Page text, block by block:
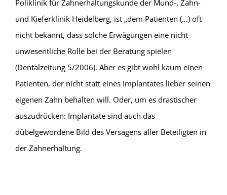
Poliklinik für Zahnerhaltungs­kunde der Mund-, Zahn-
und Kieferklinik Heidelberg, ist „dem Patienten (…) oft
nicht bekannt, dass solche Erwägungen eine nicht
unwesentliche Rolle bei der Beratung spielen
(Dentalzeitung 5/2006). Aber es gibt wohl kaum einen
Patienten, der nicht statt eines Implantates lieber seinen
eigenen Zahn behalten will. Oder, um es drastischer
auszu­drücken: Implantate sind auch das
dübelgewordene Bild des Versagens aller Beteiligten in
der Zahn­erhaltung.